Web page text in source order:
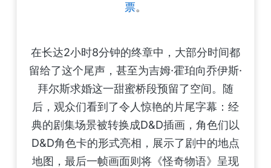
票。
在长达2小时8分钟的终章中，大部分时间都
留给了这个尾声，甚至为吉姆·霍珀向乔伊斯·
拜尔斯求婚这一甜蜜桥段预留了空间。随
后，观众们看到了令人惊艳的片尾字幕：经
典的剧集场景被转换成D&D插画，角色们以
D&D角色卡的形式亮相，展示了剧中的地点
地图，最后一帧画面则将《怪奇物语》呈现